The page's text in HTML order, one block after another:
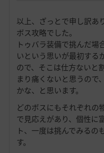
以上、ざっとで申し訳あ
ボス攻略でした。
トゥバラ装備で挑んだ場
いという思いが最初する
ので、そこは仕方ないと
まり痛くないと思うので
かな、と思います。
どのボスにもそれぞれの
で見応えがあり、個性に
ト、一度は挑んでみるの
す。